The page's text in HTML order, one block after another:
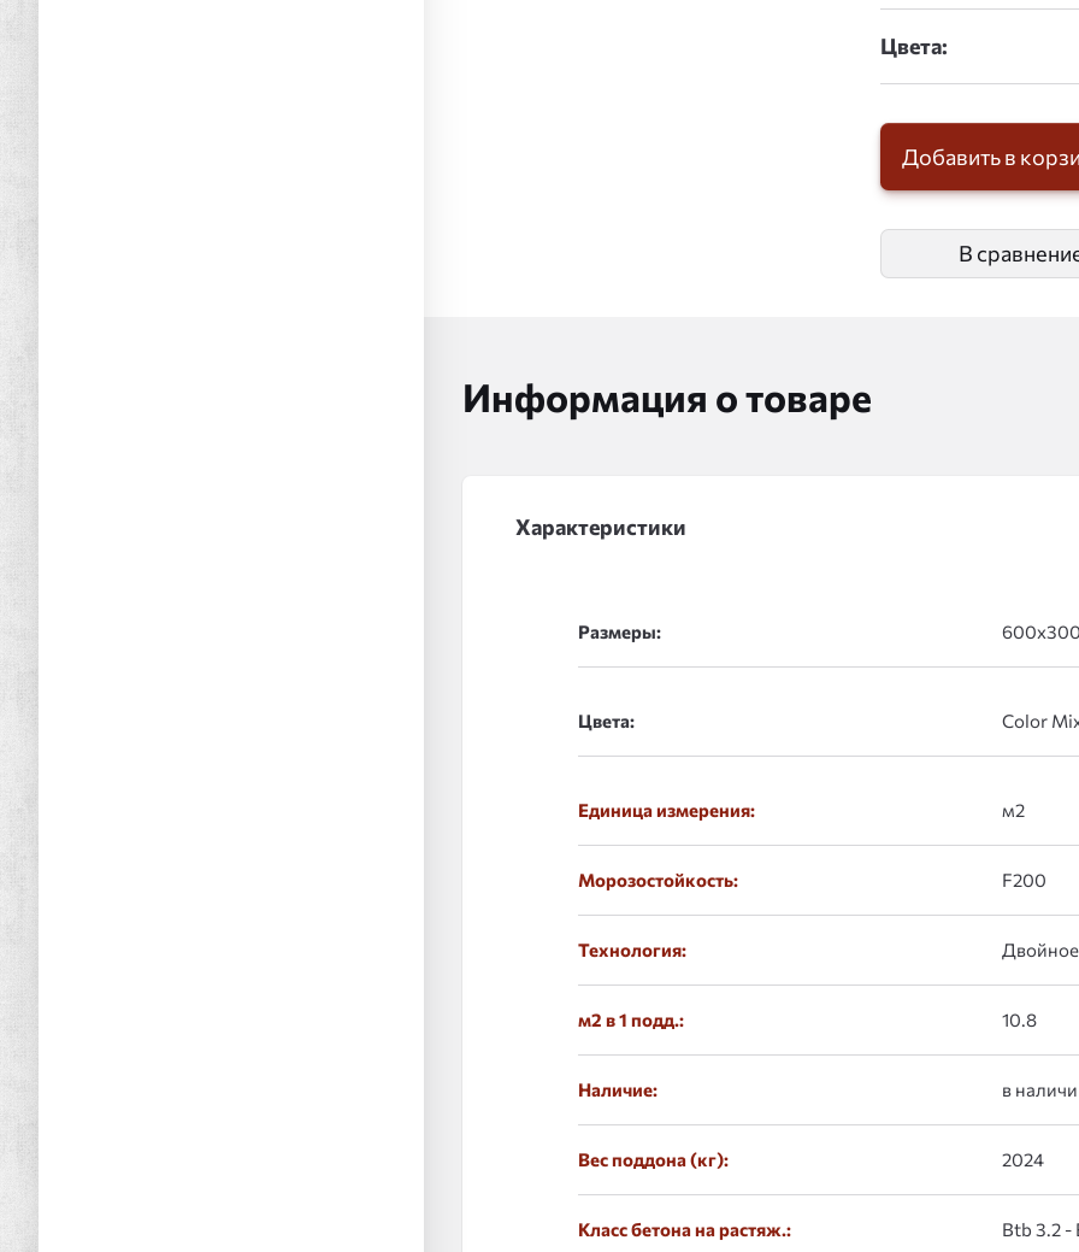
Цвета:
Добавить в
В
Информация о товаре
Характеристики
Размеры:
Цвета:
Единица измерения: м2
Морозостойкость: F200
Технология:
м2 в 1 подд.: 10.8
Наличие: в
Вес поддона (кг): 2024
Класс бетона на растяж.: Btb 3.2 -